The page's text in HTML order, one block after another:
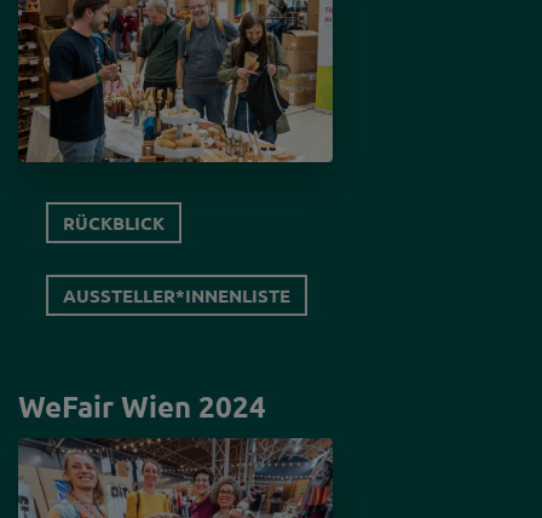
ÜBER UNS
TEAM
UNSERE
PRÜFKRITERIEN
ORGANISATIONEN
PRESSE
KONTAKT
RÜCKBLICK
AUSSTELLER*INNENLISTE
WeFair Wien 2024